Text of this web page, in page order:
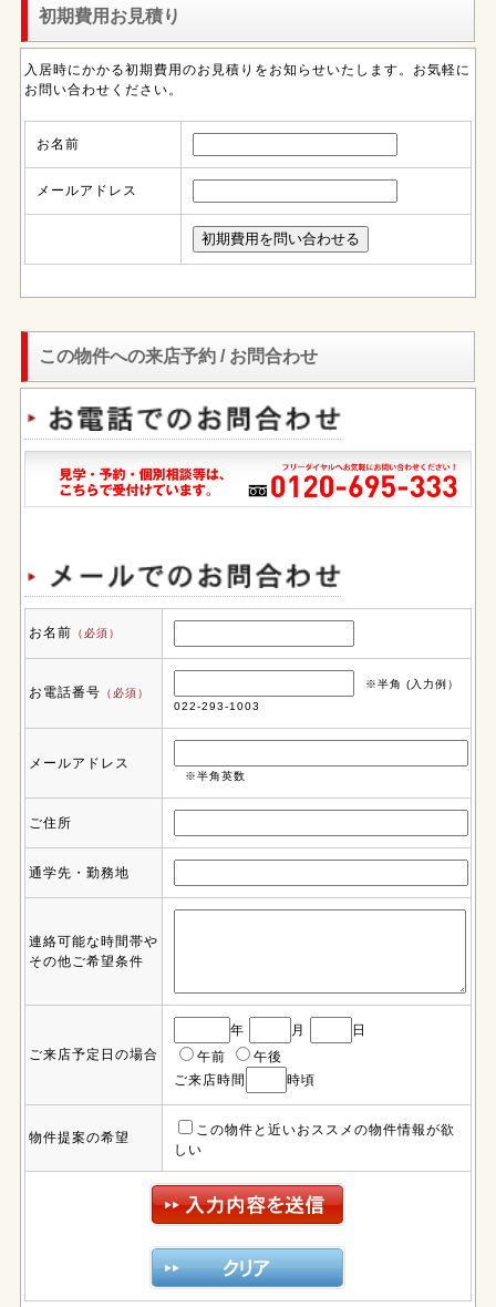
初期費用お見積り
入居時にかかる初期費用のお見積りをお知らせいたします。お気軽に
お問い合わせください。
お名前
メールアドレス
この物件への来店予約 / お問合わせ
お名前 （必須）
お電話番号 （必須）
※半角 (入力例）
022-293-1003
メールアドレス
※半角英数
ご住所
通学先・勤務地
連絡可能な時間帯や
その他ご希望条件
ご来店予定日の場合
年 月
日
午前
午後
ご来店時間
時頃
物件提案の希望
この物件と近いおススメの物件情報が欲
しい